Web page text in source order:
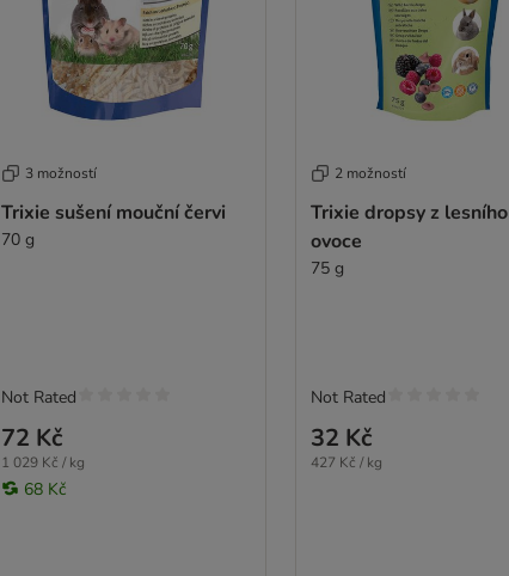
3 možností
Trixie sušení mouční červi
70 g
72 Kč
1 029 Kč / kg
68 Kč
Not Rated
2 možností
Trixie dropsy z lesního
ovoce
75 g
32 Kč
427 Kč / kg
Not Rated